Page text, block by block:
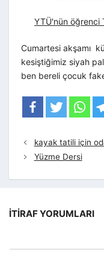
YTÜ'nün öğrenci
Cumartesi akşamı
kesiştiğimiz siyah
ben bereli çocuk
kayak tatili için
Yüzme Dersi
İTIRAF YORUMLARI